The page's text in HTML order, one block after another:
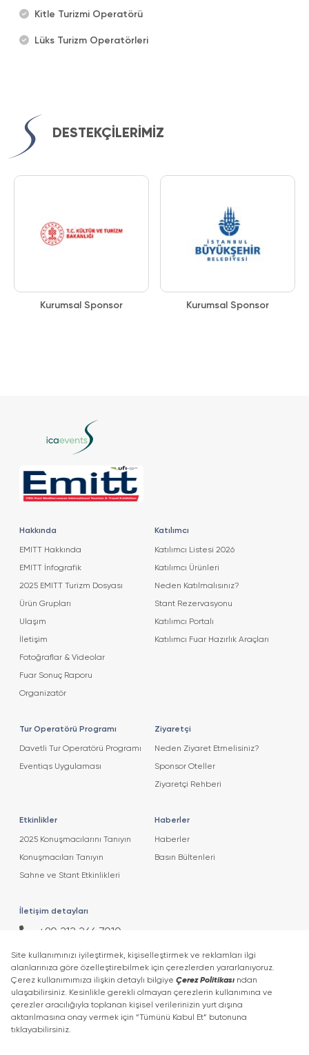
Kitle Turizmi Operatörü
Lüks Turizm Operatörleri
DESTEKÇİLERİMİZ
Kurumsal Sponsor Kurumsal Sponsor
Hakkında
EMITT Hakkında
EMITT İnfografik
2025 EMITT Turizm Dosyası
Ürün Grupları
Ulaşım
İletişim
Fotoğraflar & Videolar
Fuar Sonuç Raporu
Organizatör
Katılımcı
Katılımcı Listesi 2026
Katılımcı Ürünleri
Neden Katılmalısınız?
Stant Rezervasyonu
Katılımcı Portalı
Katılımcı Fuar Hazırlık Araçları
Tur Operatörü Programı
Davetli Tur Operatörü Programı
Eventiqs Uygulaması
Ziyaretçi
Neden Ziyaret Etmelisiniz?
Sponsor Oteller
Ziyaretçi Rehberi
Etkinlikler
2025 Konuşmacılarını Tanıyın
Konuşmacıları Tanıyın
Sahne ve Stant Etkinlikleri
Haberler
Haberler
Basın Bültenleri
İletişim detayları
+90 212 266 7010
info.turkey@icaevents.com.tr
Sosyal Medya